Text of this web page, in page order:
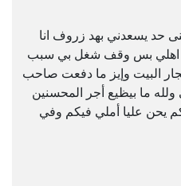
حد يسعدني بهد زروف انا
على اهلي بس وقف شغل بي سبب
البيت وإيز ما دفعت صاحب
ولله ما بيظيع أجر المحسنين
يحن عليا أملي فيكم وفي